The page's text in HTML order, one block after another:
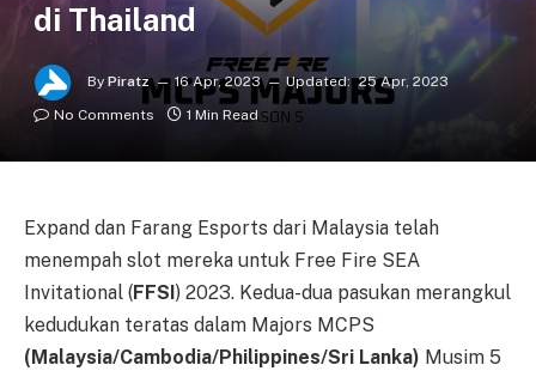
di Thailand
By Piratz 16 Apr, 2023 Updated: 25 Apr, 2023
No Comments
1 Min Read
Expand dan Farang Esports dari Malaysia telah
menempah slot mereka untuk Free Fire SEA
Invitational (FFSI) 2023. Kedua-dua pasukan merangkul
kedudukan teratas dalam Majors MCPS
(Malaysia/Cambodia/Philippines/Sri Lanka) Musim 5